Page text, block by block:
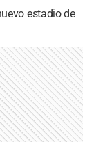
estadio de